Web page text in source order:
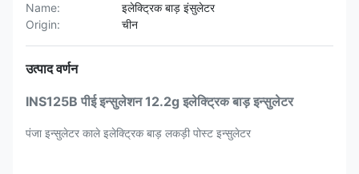
Name:
इलेक्ट्रिक बाड़ इंसुलेटर
Origin:
चीन
उत्पाद वर्णन
INS125B पीई इन्सुलेशन 12.2g इलेक्ट्रिक बाड़ इन्सुलेटर
पंजा इन्सुलेटर काले इलेक्ट्रिक बाड़ लकड़ी पोस्ट इन्सुलेटर